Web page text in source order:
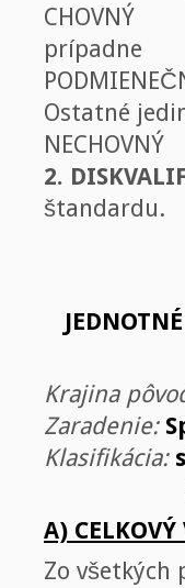
CHOVNÝ
prípadne
Ostatné
NECHOVNÝ
2.
štandardu.
Krajina
Zaradenie:
Klasifikácia:
A)
Zo všetkých